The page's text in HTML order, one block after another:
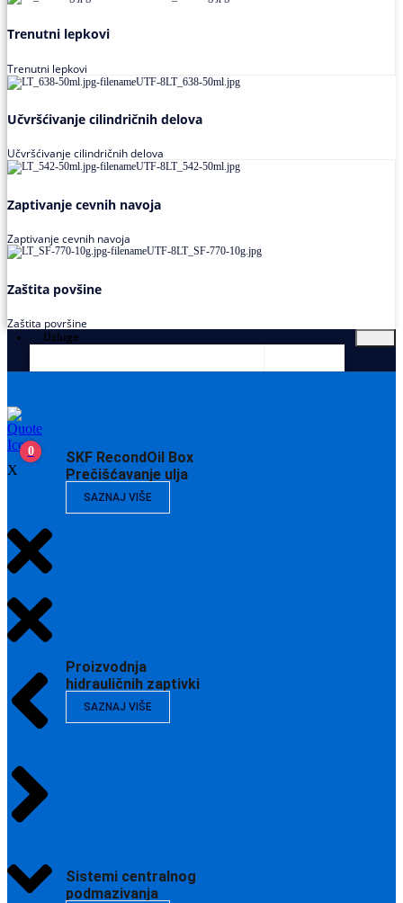
Trenutni lepkovi
Trenutni lepkovi
Učvršćivanje cilindričnih delova
Učvršćivanje cilindričnih delova
Zaptivanje cevnih navoja
Zaptivanje cevnih navoja
Zaštita povšine
Zaštita površine
Usluge
SKF RecondOil Box
Prečišćavanje ulja
SAZNAJ VIŠE
Proizvodnja
hidrauličnih zaptivki
SAZNAJ VIŠE
Sistemi centralnog
podmazivanja
0
X